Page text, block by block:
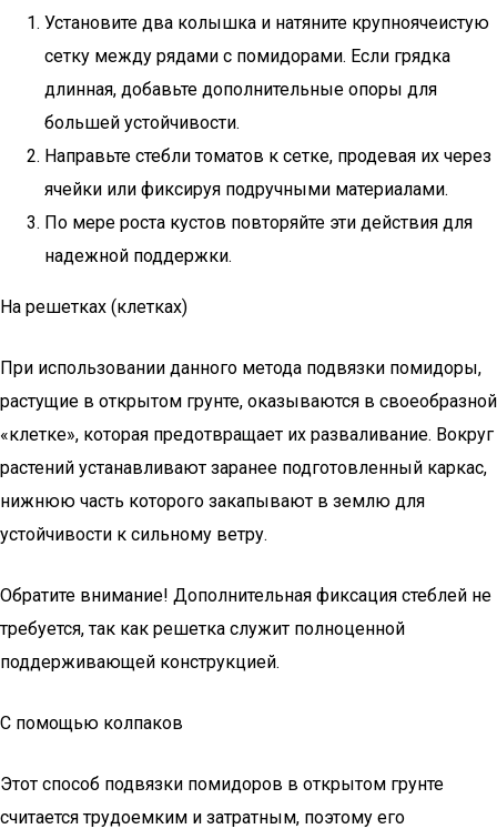
Установите два колышка и натяните крупноячеистую
сетку между рядами с помидорами. Если грядка
длинная, добавьте дополнительные опоры для
большей устойчивости.
Направьте стебли томатов к сетке, продевая их через
ячейки или фиксируя подручными материалами.
По мере роста кустов повторяйте эти действия для
надежной поддержки.
На решетках (клетках)
При использовании данного метода подвязки помидоры,
растущие в открытом грунте, оказываются в своеобразной
«клетке», которая предотвращает их разваливание. Вокруг
растений устанавливают заранее подготовленный каркас,
нижнюю часть которого закапывают в землю для
устойчивости к сильному ветру.
Обратите внимание! Дополнительная фиксация стеблей не
требуется, так как решетка служит полноценной
поддерживающей конструкцией.
С помощью колпаков
Этот способ подвязки помидоров в открытом грунте
считается трудоемким и затратным, поэтому его